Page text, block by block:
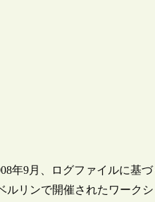
年9月、ログファイルに基
リンで開催されたワーク